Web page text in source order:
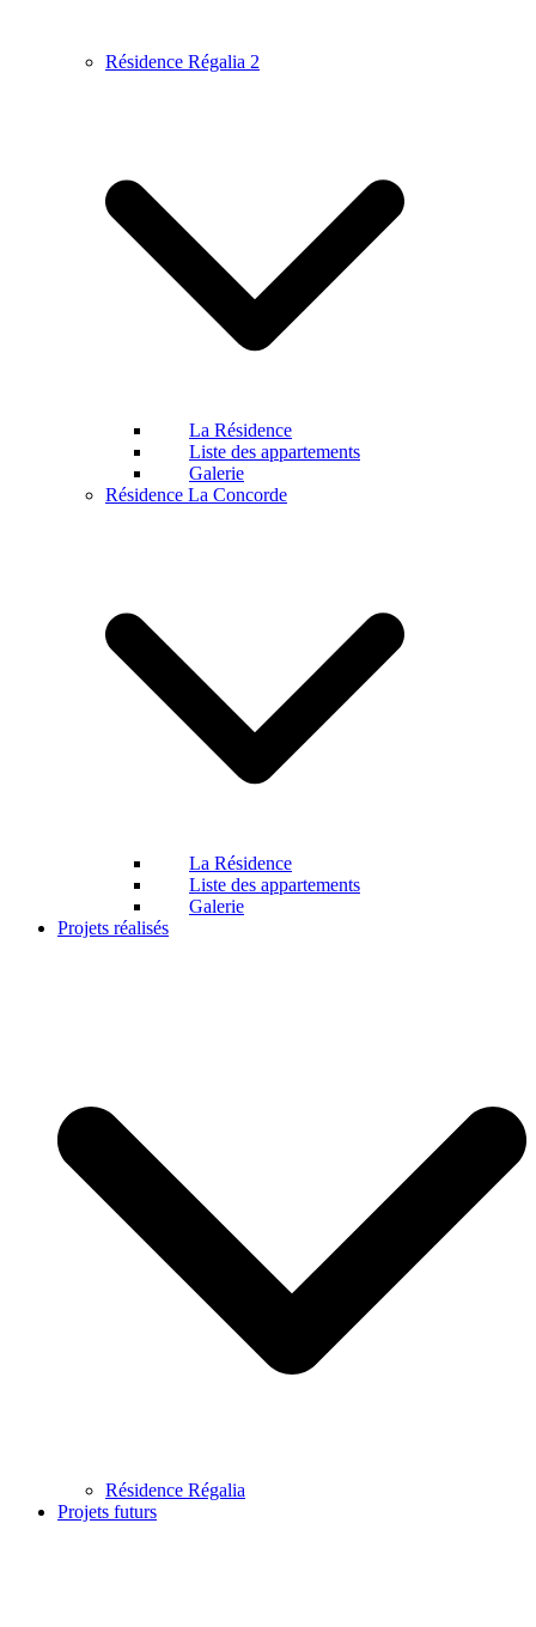
Résidence Régalia 2
La Résidence
Liste des appartements
Galerie
Résidence La Concorde
La Résidence
Liste des appartements
Galerie
Projets réalisés
Résidence Régalia
Projets futurs